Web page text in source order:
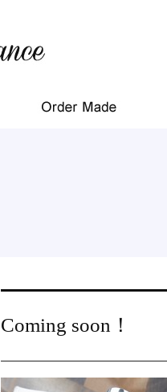
Coming soon！